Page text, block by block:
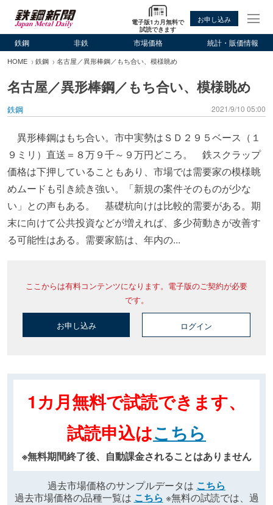
電子版1カ月無料で
試読できます
お申し込み
鉄鋼 非鉄 市場価格 統計・販価情報
HOME 鉄鋼 名古屋／異形棒鋼／もち合い、模様眺め
名古屋／異形棒鋼／もち合い、模様眺め
鉄鋼 2021/9/10 05:00
異形棒鋼はもち合い。市中実勢はＳＤ２９５ベース（１
９ミリ）直送＝８万９千～９万円どころ。 鉄スクラップ
価格は下押していることもあり、市場では需要家の模様眺
めムードも引き続き強い。「新規の案件そのものが少な
い」との声もある。 基礎杭向けは比較的需要がある。期
末に向けて公共投資などが増えれば、多少荷動きが改善す
る可能性はある。需要家筋は、年内の...
ここからは有料コンテンツになります。電子版のご契約が必要
です。
お申し込み ログイン
1カ月無料で試読できます、
試読申込はこちら
※無料期間終了後、自動課金されることはありません
過去市場価格のサンプルデータは こちら
過去市場価格の品種一覧は こちら ※無料の試読では、過